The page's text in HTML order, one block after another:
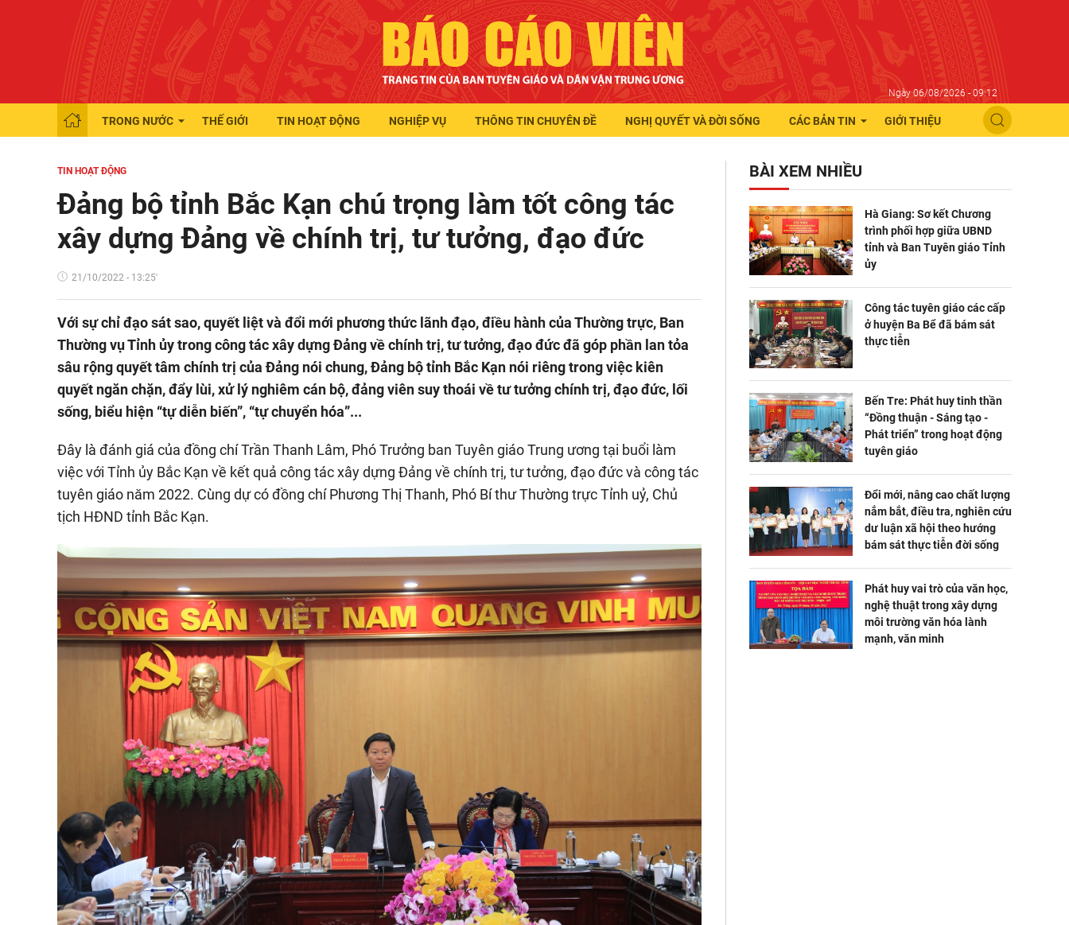
Ngày 06/08/2026 - 09:12
TRONG NƯỚC THẾ GIỚI TIN HOẠT ĐỘNG NGHIỆP VỤ THÔNG TIN CHUYÊN ĐỀ NGHỊ QUYẾT VÀ ĐỜI SỐNG CÁC BẢN TIN GIỚI THIỆU
TIN HOẠT ĐỘNG
Đảng bộ tỉnh Bắc Kạn chú trọng làm tốt công tác
xây dựng Đảng về chính trị, tư tưởng, đạo đức
21/10/2022 - 13:25'
Với sự chỉ đạo sát sao, quyết liệt và đổi mới phương thức lãnh đạo, điều hành của Thường trực, Ban
Thường vụ Tỉnh ủy trong công tác xây dựng Đảng về chính trị, tư tưởng, đạo đức đã góp phần lan tỏa
sâu rộng quyết tâm chính trị của Đảng nói chung, Đảng bộ tỉnh Bắc Kạn nói riêng trong việc kiên
quyết ngăn chặn, đẩy lùi, xử lý nghiêm cán bộ, đảng viên suy thoái về tư tưởng chính trị, đạo đức, lối
sống, biểu hiện “tự diễn biến”, “tự chuyển hóa”...
Đây là đánh giá của đồng chí Trần Thanh Lâm, Phó Trưởng ban Tuyên giáo Trung ương tại buổi làm
việc với Tỉnh ủy Bắc Kạn về kết quả công tác xây dựng Đảng về chính trị, tư tưởng, đạo đức và công tác
tuyên giáo năm 2022. Cùng dự có đồng chí Phương Thị Thanh, Phó Bí thư Thường trực Tỉnh uỷ, Chủ
tịch HĐND tỉnh Bắc Kạn.
BÀI XEM NHIỀU
Hà Giang: Sơ kết Chương
trình phối hợp giữa UBND
tỉnh và Ban Tuyên giáo Tỉnh
ủy
Công tác tuyên giáo các cấp
ở huyện Ba Bể đã bám sát
thực tiễn
Bến Tre: Phát huy tinh thần
“Đồng thuận - Sáng tạo -
Phát triển” trong hoạt động
tuyên giáo
Đổi mới, nâng cao chất lượng
nắm bắt, điều tra, nghiên cứu
dư luận xã hội theo hướng
bám sát thực tiễn đời sống
Phát huy vai trò của văn học,
nghệ thuật trong xây dựng
môi trường văn hóa lành
mạnh, văn minh